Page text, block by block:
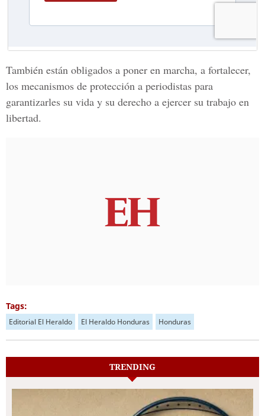
También están obligados a poner en marcha, a fortalecer,
los mecanismos de protección a periodistas para
garantizarles su vida y su derecho a ejercer su trabajo en
libertad.
Tags:
Editorial El Heraldo El Heraldo Honduras Honduras
TRENDING